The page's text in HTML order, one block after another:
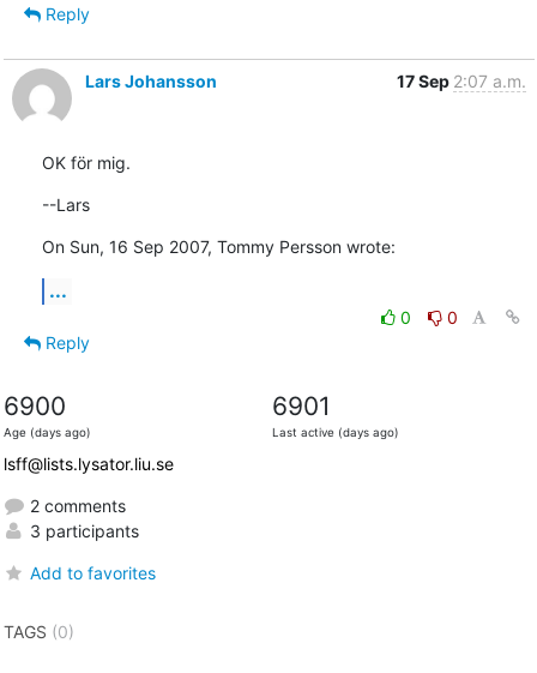
Reply
Lars Johansson 17 Sep 2:07 a.m.
OK för mig.
--Lars
On Sun, 16 Sep 2007, Tommy Persson wrote:
...
0
0
Reply
6900
Age (days ago)
6901
Last active (days ago)
lsff@lists.lysator.liu.se
2 comments
3 participants
Add to favorites
TAGS (0)